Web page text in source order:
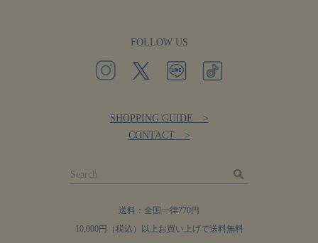
FOLLOW US
SHOPPING GUIDE >
CONTACT >
送料：全国一律770円
10,000円（税込）以上お買い上げで送料無料